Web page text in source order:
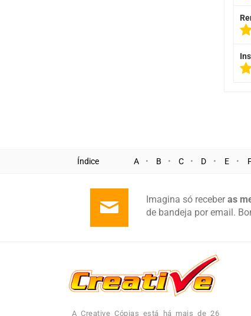
Índice A B C D E
Imagina só receberas
de bandeja por email.
A Creative Cópias está há mais de 26